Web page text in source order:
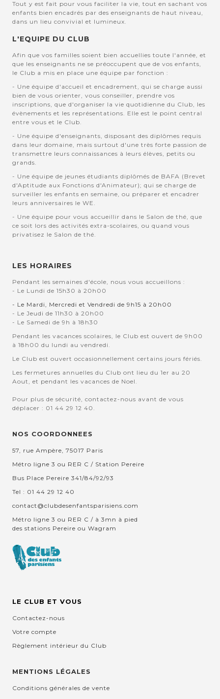
Tout y est fait pour vous faciliter la vie, tout en sachant vos
enfants bien encadrés par des enseignants de haut niveau,
dans un lieu convivial et lumineux.
L'EQUIPE DU CLUB
Afin que vos familles soient bien accuellies toute l'année, et
que les enseignants ne se préoccupent que de vos enfants,
le Club a mis en place une équipe par fonction :
- Une équipe d'accueil et encadrement, qui se charge aussi
bien de vous orienter, vous conseiller, prendre vos
inscriptions, que d'organiser la vie quotidienne du Club, les
évènements et les représentations. Elle est le point central
entre vous et le Club.
- Une équipe d'enseignants, disposant des diplômes requis
dans leur domaine, mais surtout d'une très forte passion de
transmettre leurs connaissances à leurs élèves, petits ou
grands.
- Une équipe de jeunes étudiants diplômés de BAFA (Brevet
d'Aptitude aux Fonctions d'Animateur); qui se charge de
surveiller les enfants en semaine, ou préparer et encadrer
leurs anniversaires le WE.
- Une équipe pour vous accueillir dans le Salon de thé, que
ce soit lors des activités extra-scolaires, ou quand vous
privatisez le Salon de thé.
LES HORAIRES
Pendant les semaines d'école, nous vous accueillons :
- Le Lundi de 15h30 à 20h00
- Le Mardi, Mercredi et Vendredi de 9h15 à 20h00
- Le Jeudi de 11h30 à 20h00
- Le Samedi de 9h à 18h30
Pendant les vacances scolaires, le Club est ouvert de 9h00
à 18h00 du lundi au vendredi.
Le Club est ouvert occasionnellement certains jours fériés.
Les fermetures annuelles du Club ont lieu du 1er au 20
Aout, et pendant les vacances de Noel.
Pour plus de sécurité, contactez-nous avant de vous
déplacer : 01 44 29 12 40.
NOS COORDONNEES
57, rue Ampère, 75017 Paris
Métro ligne 3 ou RER C / Station Pereire
Bus Place Pereire 341/84/92/93
Tel : 01 44 29 12 40
contact@clubdesenfantsparisiens.com
Métro ligne 3 ou RER C / à 3mn à pied
des stations Pereire ou Wagram
LE CLUB ET VOUS
Contactez-nous
Votre compte
Règlement intérieur du Club
MENTIONS LÉGALES
Conditions générales de vente